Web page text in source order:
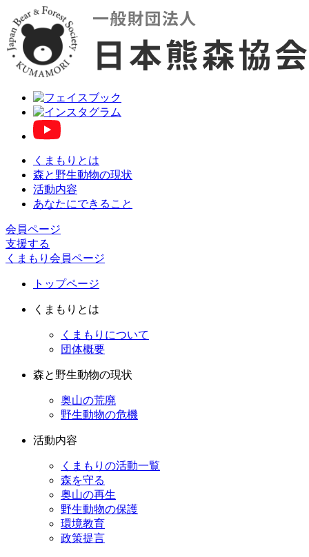
くまもりとは
森と野生動物の現状
活動内容
あなたにできること
会員ページ
支援する
くまもり会員ページ
トップページ
くまもりとは
くまもりについて
団体概要
森と野生動物の現状
奥山の荒廃
野生動物の危機
活動内容
くまもりの活動一覧
森を守る
奥山の再生
野生動物の保護
環境教育
政策提言